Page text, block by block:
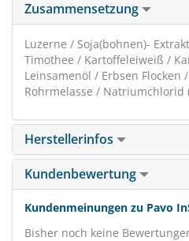
Zusammensetzung
Luzerne / Soja(bohnen)-
Timothee / Kartoffeleiweiß /
Leinsamenöl / Erbsen Flocken
Rohrmelasse / Natriumchlorid
Herstellerinfos
Kundenbewertung
Kundenmeinungen zu Pavo
Bisher noch keine